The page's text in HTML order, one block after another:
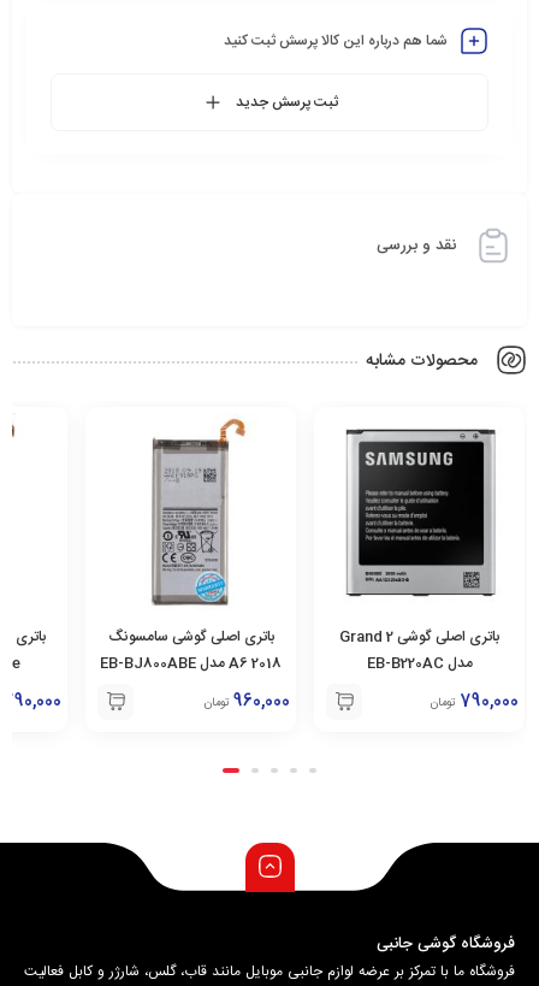
شما هم درباره این کالا پرسش ثبت کنید
ثبت پرسش جدید
نقد و بررسی
محصولات مشابه
باتری اصلی گوشی سامسونگ
960,000 تومان
باتری اصلی گوشی سامسونگ
S6 Edge مدل EB-
790,000 تومان
باتری
C9 pro مدل EB-BC900ABE
790,000
فروشگاه گوشی جانبی
فروشگاه ما با تمرکز بر عرضه لوازم جانبی موبایل مانند قاب، گلس، شارژر و کابل فعالیت